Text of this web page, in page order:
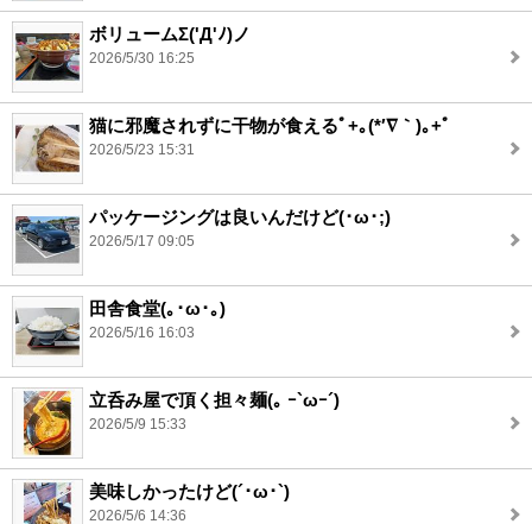
ボリュームΣ('Д'ﾉ)ノ
2026/5/30 16:25
猫に邪魔されずに干物が食えるﾟ+｡(*′∇｀)｡+ﾟ
2026/5/23 15:31
パッケージングは良いんだけど(･ω･;)
2026/5/17 09:05
田舎食堂(｡･ω･｡)
2026/5/16 16:03
立呑み屋で頂く担々麺(｡ ｰ`ωｰ´)
2026/5/9 15:33
美味しかったけど(´･ω･`)
2026/5/6 14:36